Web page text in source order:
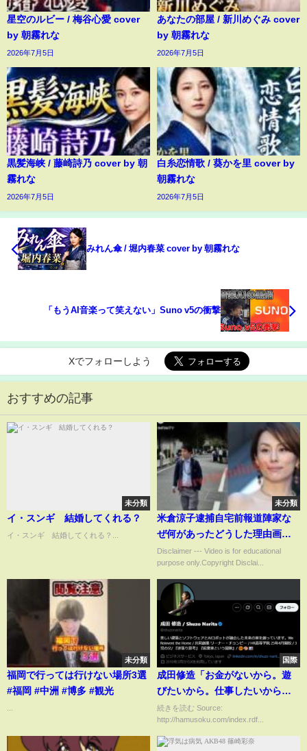
星空のルビー / 梅谷心愛 cover
by 朝霧れな
2026年7月5日
あなたの部屋 / 新川めぐみ cover
by 朝霧れな
2026年7月5日
黒髪海峡 / 藤崎詩乃 cover by 朝
霧れな
2026年7月5日
白糸恋情歌 / 葵かを里 cover by
朝霧れな
2026年7月5日
みれん傘 / 堀内春菜 cover by 朝霧れな
「もうAI音楽って笑えない」Suno v5の衝撃
Xでフォローしよう
おすすめの記事
未分類
イ・スンギ 結婚してくれる？
イ・スンギ 結婚してくれる？...
未分類
米倉涼子逮捕自宅前報道陣家な
ぜ何があったどうした理由画像
話題IH伊藤英明ゴンサロ・クエ
ッショ交際恋人元カレ彼氏名前
誰週刊誌ニュース清水尋也薬病
気原因体調脳脊髄液減少症引退
Disclaimer --- Video is for educational
purpose only.Copyright Disclai...
未分類
福岡で行っては行けない場所3選
#福岡 #中洲 #博多 #観光
国際
成田修造「お金がないから。遊
びたいから。仕事したいから。
そんな理由で子供持たないとか
馬鹿だろ」「そのはした金を何
のために稼いでいるのか？」議
続きを読む Source:
http://hamusoku.com/index.rdf...